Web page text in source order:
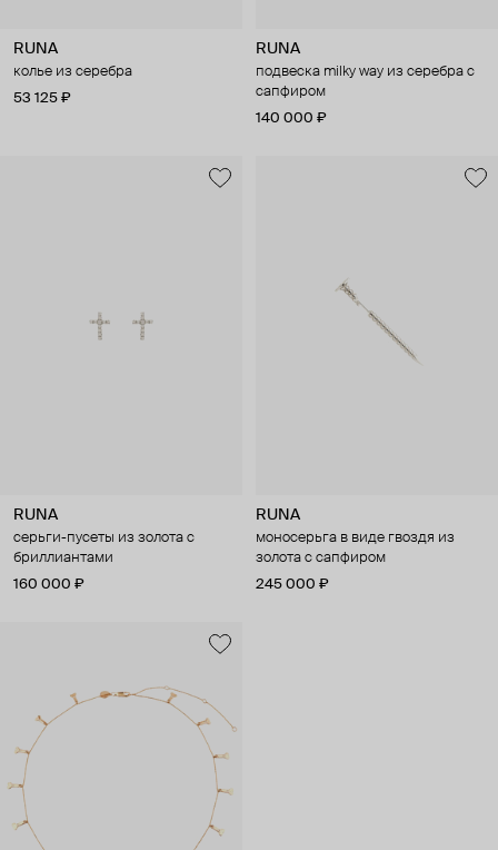
RUNA
колье из серебра
53 125 ₽
RUNA
подвеска milky way из серебра с
сапфиром
140 000 ₽
RUNA
серьги-пусеты из золота с
бриллиантами
160 000 ₽
RUNA
моносерьга в виде гвоздя из
золота с сапфиром
245 000 ₽